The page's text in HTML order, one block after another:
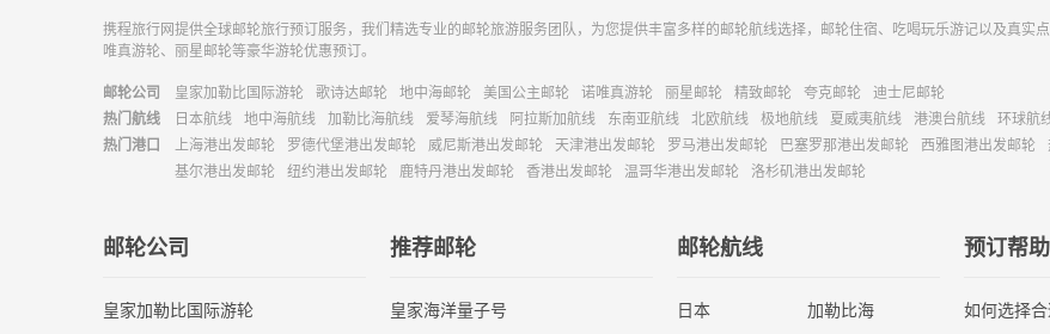
携程旅行网提供全球邮轮旅行预订服务，我们精选专业的邮轮旅游服务团队，为您提供丰富多样的邮轮航线选择，邮轮住宿、吃喝玩乐游记以及真实
唯真游轮、丽星邮轮等豪华游轮优惠预订。
邮轮公司 皇家加勒比国际游轮 歌诗达邮轮 地中海邮轮 美国公主邮轮 诺唯真游轮 丽星邮轮 精致邮轮 夸克邮轮
迪士尼邮轮
热门航线
日本航线 地中海航线 加勒比海航线 爱琴海航线 阿拉斯加航线 东南亚航线 北欧航线 极地航线 夏威夷航线 港澳台航线 环球航
热门港口
上海港出发邮轮 罗德代堡港出发邮轮 威尼斯港出发邮轮 天津港出发邮轮 罗马港出发邮轮 巴塞罗那港出发邮轮 西雅图港出发邮轮
基尔港出发邮轮
纽约港出发邮轮 鹿特丹港出发邮轮 香港出发邮轮 温哥华港出发邮轮 洛杉矶港出发邮轮
邮轮公司
皇家加勒比国际游轮
推荐邮轮
皇家海洋量子号
邮轮航线
日本 加勒比海
预订帮助
如何选择